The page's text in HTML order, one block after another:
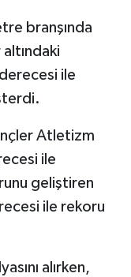
branşında
ile
Atletizm
ile
geliştiren
ile rekoru
alırken,